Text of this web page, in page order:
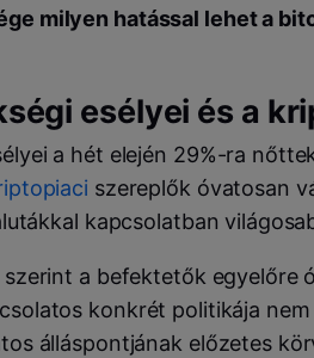
milyen hatással lehet a
esélyei és a
a hét elején 29%-ra
szereplők óvatosan
kapcsolatban
a befektetők egyelőre
konkrét politikája
álláspontjának előzetes